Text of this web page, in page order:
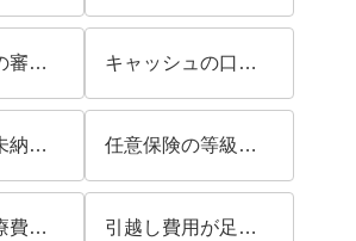
キャッシュの審査は厳しい？ キャッシュの口コミ・評判を徹底調査！
自動車税が未納でも利用できる？売却前に確認したい税金や手続きを解説 任意保険の等級はどうなる？契約前に確認したい保険手続きを解説
介護費や医療費の支払いに使える？急な出費に車を活用する方法を解説 引越し費用が足りないときに使える？初期費用を準備する方法を解説